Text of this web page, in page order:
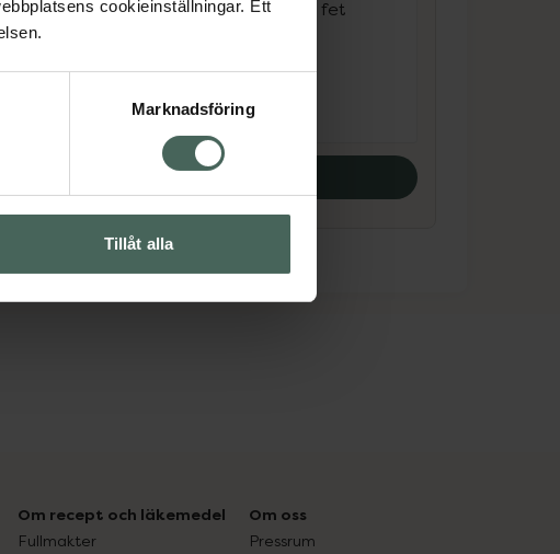
cookieinställningar. Ett
Marknadsföring
Tillåt alla
Mjällschampo mot fet
145 kr
Köp båda
Om recept och läkemedel
Fullmakter
Om oss
Pressrum